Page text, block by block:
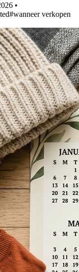
•
#wanneer verkopen